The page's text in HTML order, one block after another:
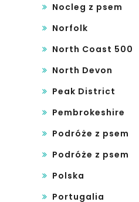
Nocleg z psem
Norfolk
North Coast 500
North Devon
Peak District
Pembrokeshire
Podróże z psem
Podróże z psem
Polska
Portugalia